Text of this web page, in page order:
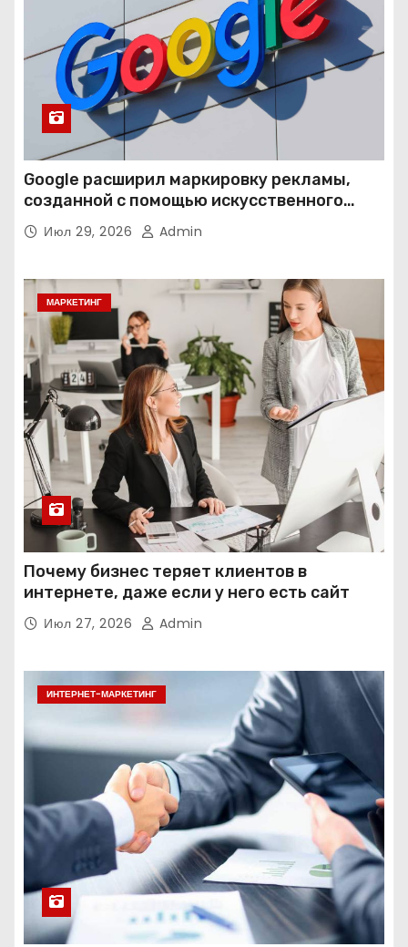
Google расширил маркировку рекламы,
созданной с помощью искусственного
интеллекта
Июл 29, 2026 Admin
МАРКЕТИНГ
Почему бизнес теряет клиентов в
интернете, даже если у него есть сайт
Июл 27, 2026 Admin
ИНТЕРНЕТ-МАРКЕТИНГ